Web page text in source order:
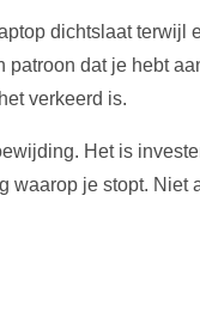
dichtslaat terwijl
patroon dat je hebt
verkeerd is.
Het is
waarop je stopt. Niet